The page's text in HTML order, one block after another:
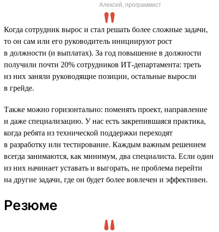
Алексей, программист
Когда сотрудник вырос и стал решать более сложные задачи,
то он сам или его руководитель инициируют рост
в должности (и выплатах). За год повышение в должности
получили почти 20% сотрудников ИТ-департамента: треть
из них заняли руководящие позиции, остальные выросли
в грейде.
Также можно горизонтально: поменять проект, направление
и даже специализацию. У нас есть закрепившаяся практика,
когда ребята из технической поддержки переходят
в разработку или тестирование. Каждым важным решением
всегда занимаются, как минимум, два специалиста. Если один
из них начинает уставать и выгорать, не проблема перейти
на другие задачи, где он будет более вовлечен и эффективен.
Резюме